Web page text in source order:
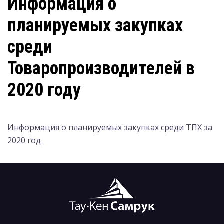
планируемых закупках
среди
Товаропроизводителей в
2020 году
Информация о планируемых закупках среди ТПХ за
2020 год